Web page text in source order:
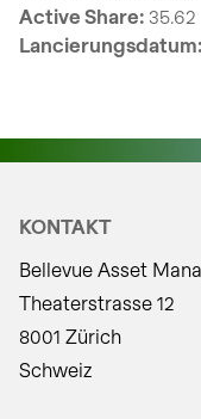
Active Share: 35.62
Lancierungsdatum:
KONTAKT
Bellevue Asset
Theaterstrasse 12
8001 Zürich
Schweiz